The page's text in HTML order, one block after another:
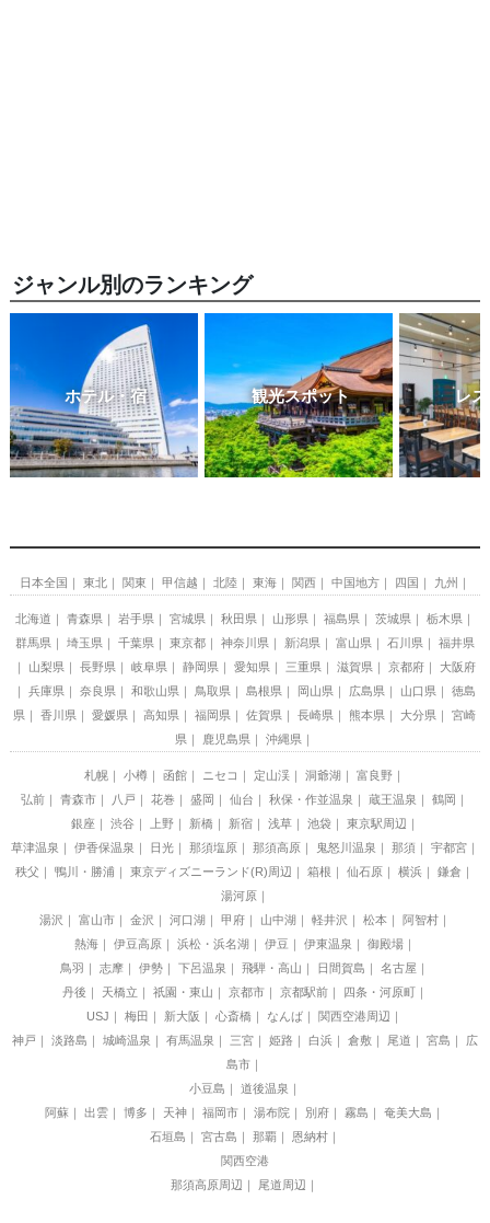
ジャンル別のランキング
ホテル・宿 観光スポット レ
日本全国 東北 関東 甲信越 北陸 東海 関西 中国地方 四国 九州
北海道 青森県 岩手県 宮城県 秋田県 山形県 福島県 茨城県
栃木県
群馬県
埼玉県 千葉県 東京都 神奈川県 新潟県 富山県 石川県
福井県
山梨県
長野県 岐阜県 静岡県 愛知県 三重県 滋賀県 京都府
大阪府
兵庫県
奈良県 和歌山県 鳥取県 島根県 岡山県 広島県 山口県
徳島
県
香川県 愛媛県 高知県 福岡県 佐賀県 長崎県 熊本県 大分県
宮崎
県
鹿児島県 沖縄県
札幌 小樽 函館 ニセコ 定山渓 洞爺湖
富良野
弘前
青森市 八戸 花巻 盛岡 仙台 秋保・作並温泉 蔵王温泉
鶴岡
銀座
渋谷 上野 新橋 新宿 浅草 池袋
東京駅周辺
草津温泉
伊香保温泉 日光 那須塩原 那須高原 鬼怒川温泉 那須
宇都宮
秩父
鴨川・勝浦 東京ディズニーランド(R)周辺 箱根 仙石原 横浜
鎌倉
湯河原
湯沢
富山市 金沢 河口湖 甲府 山中湖 軽井沢 松本
阿智村
熱海
伊豆高原 浜松・浜名湖 伊豆 伊東温泉
御殿場
鳥羽
志摩 伊勢 下呂温泉 飛騨・高山 日間賀島
名古屋
丹後
天橋立 祇園・東山 京都市 京都駅前
四条・河原町
USJ
梅田 新大阪 心斎橋 なんば
関西空港周辺
神戸
淡路島 城崎温泉 有馬温泉 三宮 姫路 白浜 倉敷 尾道 宮島
広
島市
小豆島
道後温泉
阿蘇
出雲 博多 天神 福岡市 湯布院 別府 霧島
奄美大島
石垣島
宮古島 那覇
恩納村
関西空港
那須高原周辺
尾道周辺